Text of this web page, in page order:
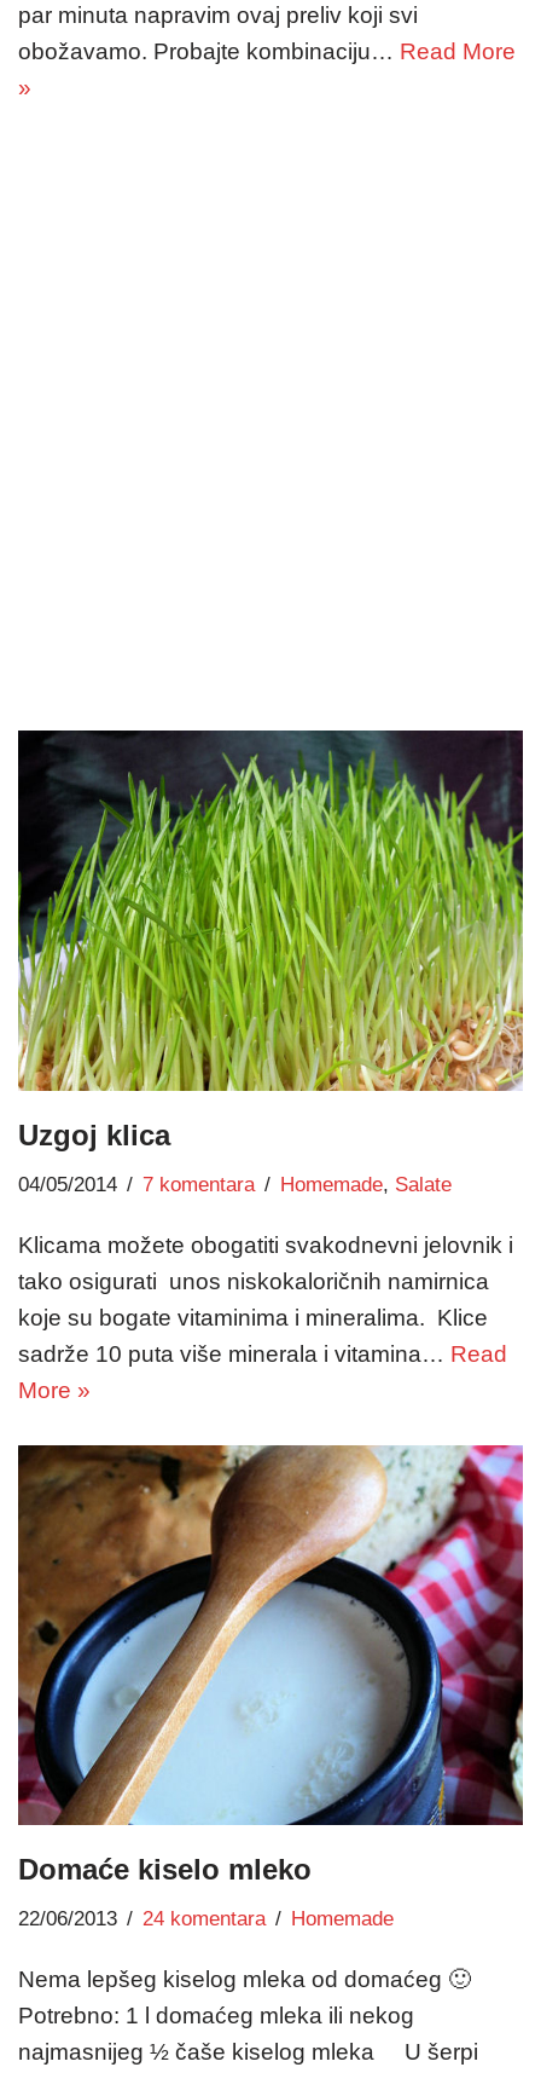
par minuta napravim ovaj preliv koji svi
obožavamo. Probajte kombinaciju… Read More
»
Uzgoj klica
04/05/2014 7 komentara Homemade, Salate
Klicama možete obogatiti svakodnevni jelovnik i
tako osigurati unos niskokaloričnih namirnica
koje su bogate vitaminima i mineralima. Klice
sadrže 10 puta više minerala i vitamina… Read
More »
Domaće kiselo mleko
22/06/2013 24 komentara Homemade
Nema lepšeg kiselog mleka od domaćeg 🙂
Potrebno: 1 l domaćeg mleka ili nekog
najmasnijeg ½ čaše kiselog mleka U šerpi